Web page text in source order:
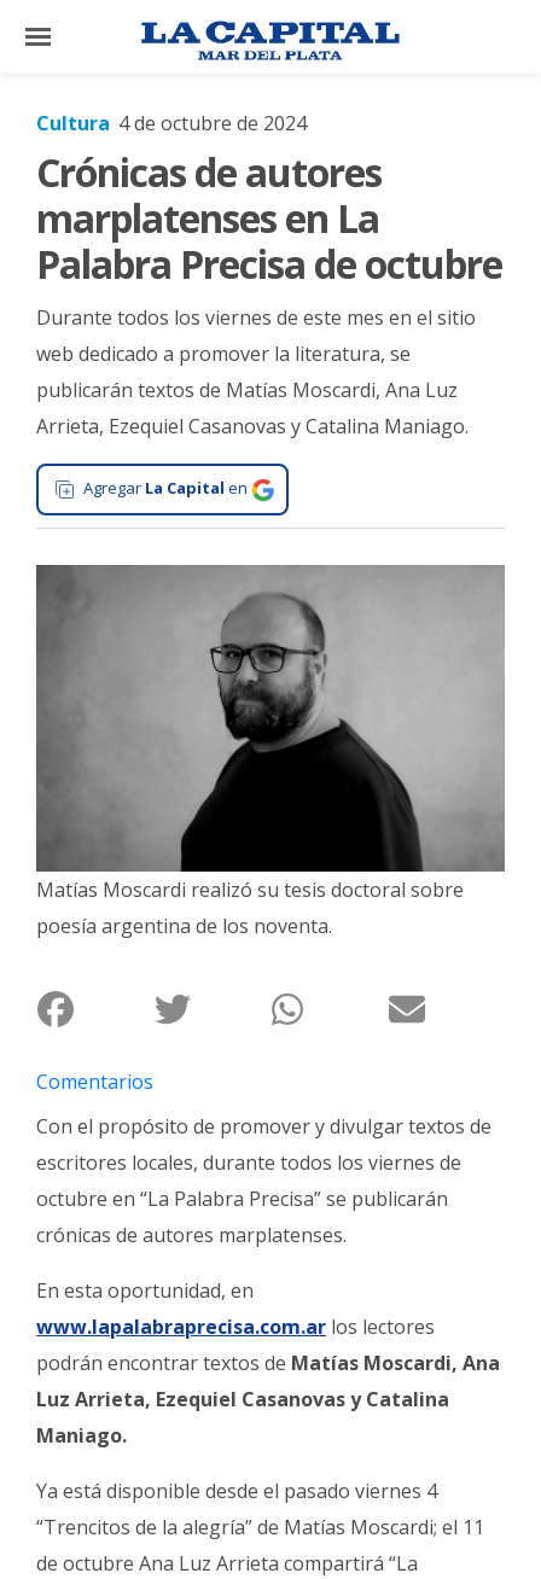
×
El
El
Mundo
La
Zona
Cultura
Tecnología
Gastronomía
Salud
Cartelera
Familia
Fúnebres
Cultura 4 de octubre de 2024
Crónicas de autores
marplatenses en La
Palabra Precisa de octubre
Durante todos los viernes de este mes en el sitio
web dedicado a promover la literatura, se
publicarán textos de Matías Moscardi, Ana Luz
Arrieta, Ezequiel Casanovas y Catalina Maniago.
Agregar La Capital en
Matías Moscardi realizó su tesis doctoral sobre
poesía argentina de los noventa.
Comentarios
Con el propósito de promover y divulgar textos de
escritores locales, durante todos los viernes de
octubre en “La Palabra Precisa” se publicarán
crónicas de autores marplatenses.
En esta oportunidad, en
www.lapalabraprecisa.com.ar los lectores
podrán encontrar textos de Matías Moscardi, Ana
Luz Arrieta, Ezequiel Casanovas y Catalina
Maniago.
Ya está disponible desde el pasado viernes 4
“Trencitos de la alegría” de Matías Moscardi; el 11
de octubre Ana Luz Arrieta compartirá “La